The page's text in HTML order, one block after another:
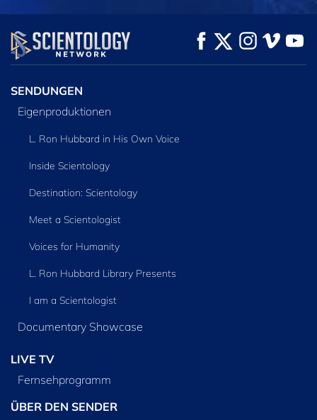
ANSEHEN
SERIE
ENTDECKEN
SENDUNGEN
Eigenproduktionen
L. Ron Hubbard in His Own Voice
Inside Scientology
Destination: Scientology
Meet a Scientologist
Voices for Humanity
L. Ron Hubbard Library Presents
I am a Scientologist
Documentary Showcase
LIVE TV
Fernsehprogramm
ÜBER DEN SENDER